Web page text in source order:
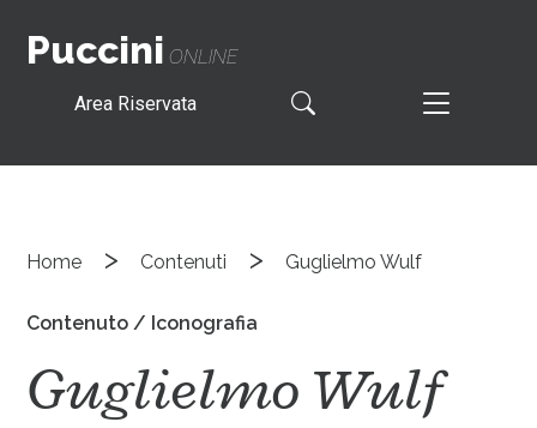
Puccini ONLINE
Area Riservata
Home > Contenuti > Guglielmo Wulf
Contenuto / Iconografia
Guglielmo Wulf